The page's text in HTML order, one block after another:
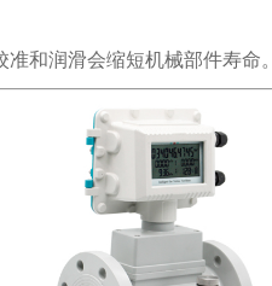
准和润滑会缩短机械部件寿命。